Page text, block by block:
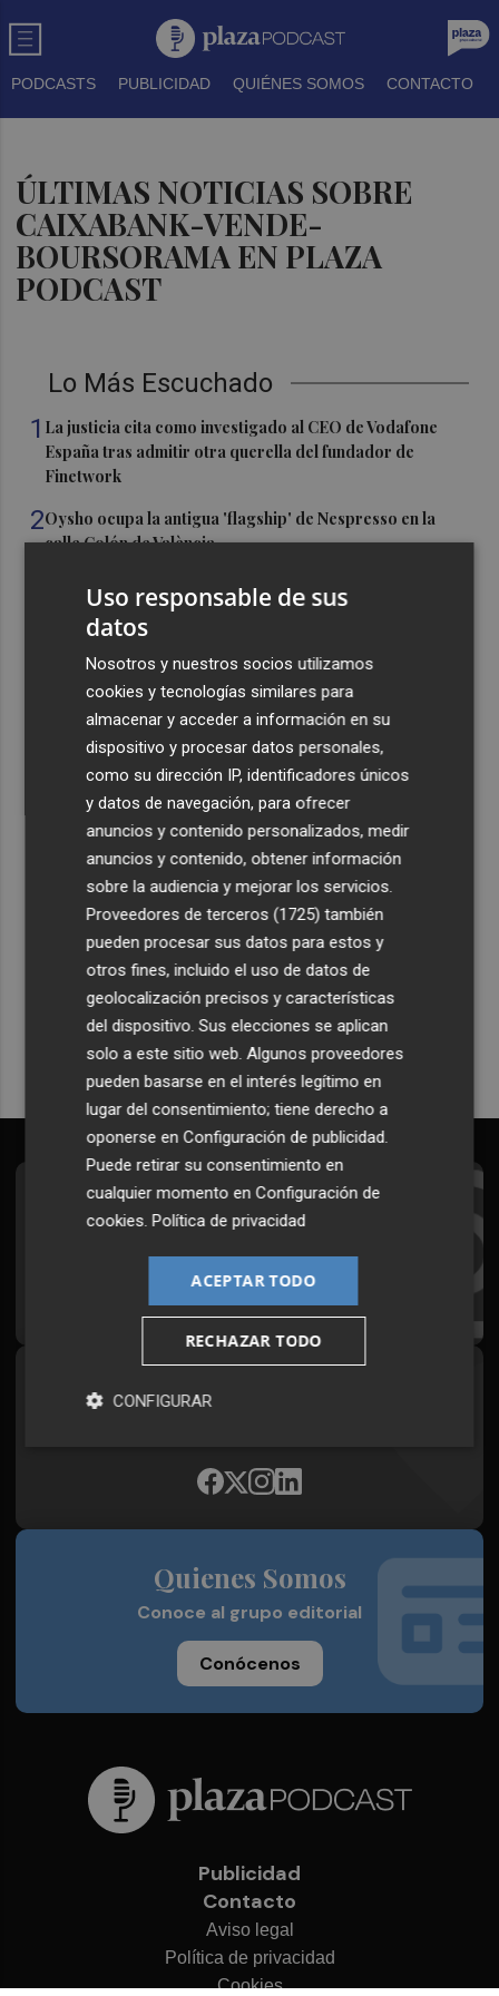
PODCASTS PUBLICIDAD QUIÉNES SOMOS CONTACTO
ÚLTIMAS NOTICIAS SOBRE
CAIXABANK-VENDE-
BOURSORAMA EN PLAZA
PODCAST
Lo Más Escuchado
1 La justicia cita como investigado al CEO de Vodafone
España tras admitir otra querella del fundador de
Finetwork
2Oysho ocupa la antigua 'flagship' de Nespresso en la
calle Colón de València
El Hospital del Vinalopó se consolida como referente en
la atención al nacimiento
El proyecto 'Gramola' evalúa estrategias sostenibles
para reducir las alteraciones internas de la granada
mollar de Elche
El talento murciano conquista Cimeria: Dagnino ilustra
'Aguas peligrosas' de Conan el Bárbaro
Recibe toda la actualidad de
Plaza Podcast en tu correo
Quiero suscribirme
Suscríbete al Boletín
Síguenos en redes
Quienes Somos
Conoce al grupo editorial
Conócenos
Publicidad
Contacto
Aviso legal
Política de privacidad
Cookies
Uso responsable de sus
datos
Nosotros y nuestros socios utilizamos
cookies y tecnologías similares para
almacenar y acceder a información en su
dispositivo y procesar datos personales,
como su dirección IP, identificadores únicos
y datos de navegación, para ofrecer
anuncios y contenido personalizados, medir
anuncios y contenido, obtener información
sobre la audiencia y mejorar los servicios.
Proveedores de terceros (1725) también
pueden procesar sus datos para estos y
otros fines, incluido el uso de datos de
geolocalización precisos y características
del dispositivo. Sus elecciones se aplican
solo a este sitio web. Algunos proveedores
pueden basarse en el interés legítimo en
lugar del consentimiento; tiene derecho a
oponerse enConfiguración de publicidad
Puede retirar su consentimiento en
cualquier momento enConfiguración de
cookies .Política de privacidad
ACEPTAR TODO
RECHAZAR TODO
CONFIGURAR